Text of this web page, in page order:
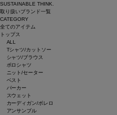
SUSTAINABLE THINK.
取り扱いブランド一覧
CATEGORY
全てのアイテム
トップス
ALL
Tシャツ/カットソー
シャツ/ブラウス
ポロシャツ
ニット/セーター
ベスト
パーカー
スウェット
カーディガン/ボレロ
アンサンブル